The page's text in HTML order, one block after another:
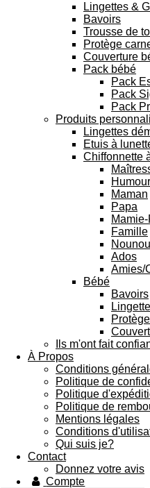
Lingettes &
Bavoirs
Trousse de
Protège
Couverture
Pack bébé
Pack
Pack
Pack
Produits
Lingettes
Etuis à
Chiffonnette
Humour
Maman
Papa
Famille
Ados
Amies/
Bébé
Bavoirs
Ils m'ont fait
À Propos
Conditions
Politique de
Politique
Politique de
Mentions légales
Conditions
Qui suis je?
Contact
Donnez votre avis
Compte